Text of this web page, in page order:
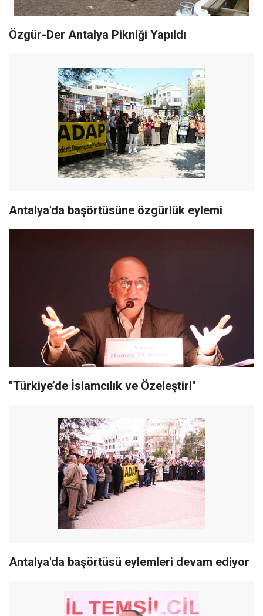
Özgür-Der Antalya Pikniği Yapıldı
Antalya'da başörtüsüne özgürlük eylemi
"Türkiye’de İslamcılık ve Özeleştiri"
Antalya'da başörtüsü eylemleri devam ediyor